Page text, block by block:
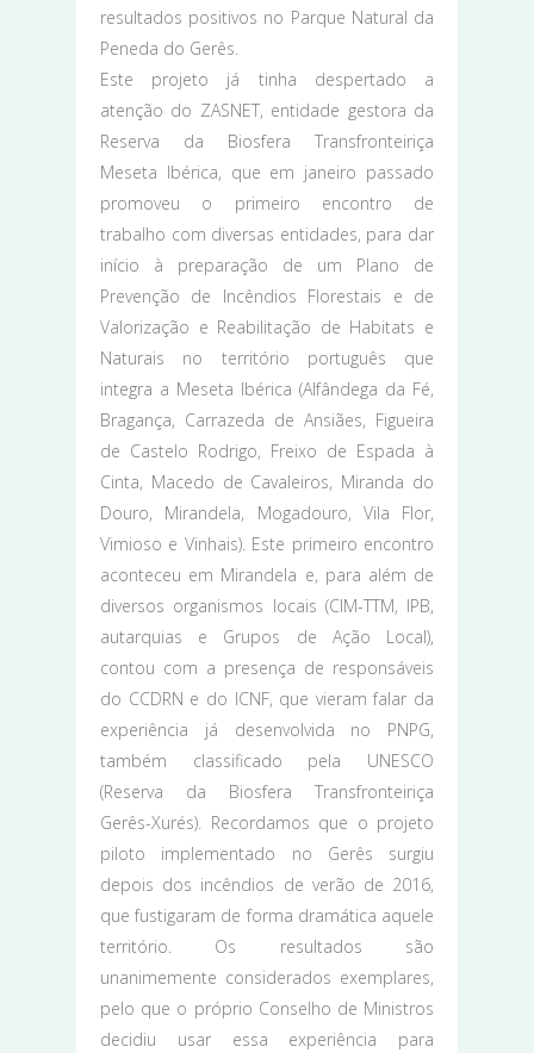
resultados positivos no Parque Natural da
Peneda do Gerês.
Este projeto já tinha despertado a
atenção do ZASNET, entidade gestora da
Reserva da Biosfera Transfronteiriça
Meseta Ibérica, que em janeiro passado
promoveu o primeiro encontro de
trabalho com diversas entidades, para dar
início à preparação de um Plano de
Prevenção de Incêndios Florestais e de
Valorização e Reabilitação de Habitats e
Naturais no território português que
integra a Meseta Ibérica (Alfândega da Fé,
Bragança, Carrazeda de Ansiães, Figueira
de Castelo Rodrigo, Freixo de Espada à
Cinta, Macedo de Cavaleiros, Miranda do
Douro, Mirandela, Mogadouro, Vila Flor,
Vimioso e Vinhais). Este primeiro encontro
aconteceu em Mirandela e, para além de
diversos organismos locais (CIM-TTM, IPB,
autarquias e Grupos de Ação Local),
contou com a presença de responsáveis
do CCDRN e do ICNF, que vieram falar da
experiência já desenvolvida no PNPG,
também classificado pela UNESCO
(Reserva da Biosfera Transfronteiriça
Gerês-Xurés). Recordamos que o projeto
piloto implementado no Gerês surgiu
depois dos incêndios de verão de 2016,
que fustigaram de forma dramática aquele
território. Os resultados são
unanimemente considerados exemplares,
pelo que o próprio Conselho de Ministros
decidiu usar essa experiência para